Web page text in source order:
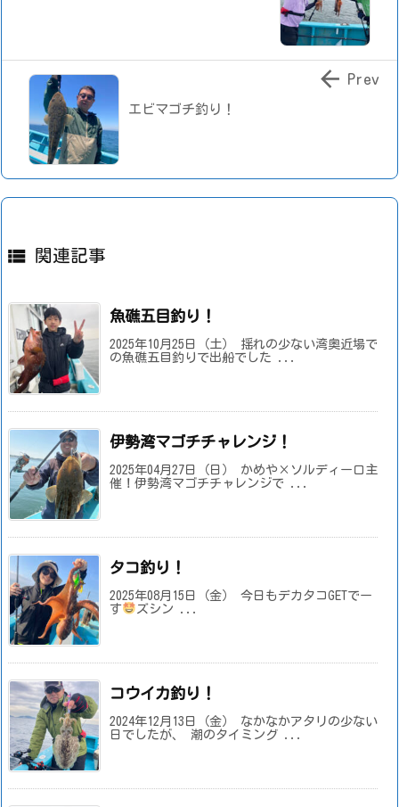
エビマゴチ釣り！
 Prev
 関連記事
魚礁五目釣り！
2025年10月25日（土） 揺れの少ない湾奥近場で
の魚礁五目釣りで出船でした ...
伊勢湾マゴチチャレンジ！
2025年04月27日（日） かめや×ソルディーロ主
催！伊勢湾マゴチチャレンジで ...
タコ釣り！
2025年08月15日（金） 今日もデカタコGETでー
す
ズシン ...
コウイカ釣り！
2024年12月13日（金） なかなかアタリの少ない
日でしたが、 潮のタイミング ...